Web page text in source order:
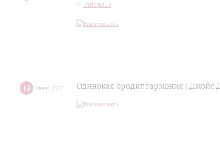
Интервью
18 июня 2021 Одинокая бродит гармония | Джойс